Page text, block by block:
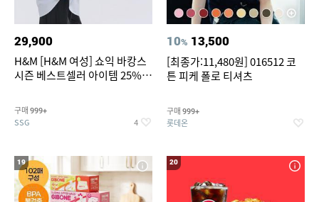
29,900
H&M [H&M 여성] 쇼익 바캉스
시즌 베스트셀러 아이템 25%
구매 999+
SSG 4
10% 13,500
[최종가:11,480원] 016512 코
튼 피케 폴로 티셔츠
구매 999+
롯데온
19 20